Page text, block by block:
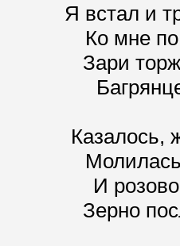
Я встал и
Ко мне
Зари
Казалось,
И
Зерно